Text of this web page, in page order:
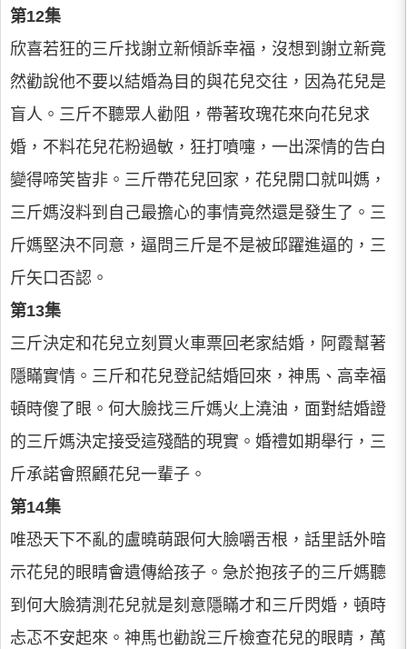
第12集
欣喜若狂的三斤找謝立新傾訴幸福，沒想到謝立新竟
然勸說他不要以結婚為目的與花兒交往，因為花兒是
盲人。三斤不聽眾人勸阻，帶著玫瑰花來向花兒求
婚，不料花兒花粉過敏，狂打噴嚏，一出深情的告白
變得啼笑皆非。三斤帶花兒回家，花兒開口就叫媽，
三斤媽沒料到自己最擔心的事情竟然還是發生了。三
斤媽堅決不同意，逼問三斤是不是被邱躍進逼的，三
斤矢口否認。
第13集
三斤決定和花兒立刻買火車票回老家結婚，阿霞幫著
隱瞞實情。三斤和花兒登記結婚回來，神馬、高幸福
頓時傻了眼。何大臉找三斤媽火上澆油，面對結婚證
的三斤媽決定接受這殘酷的現實。婚禮如期舉行，三
斤承諾會照顧花兒一輩子。
第14集
唯恐天下不亂的盧曉萌跟何大臉嚼舌根，話里話外暗
示花兒的眼睛會遺傳給孩子。急於抱孩子的三斤媽聽
到何大臉猜測花兒就是刻意隱瞞才和三斤閃婚，頓時
忐忑不安起來。神馬也勸說三斤檢查花兒的眼睛，萬